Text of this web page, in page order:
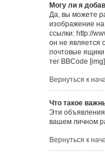
Могу ли я
Да, вы можете
изображение
ссылки: http://
он не является
почтовые
тег BBCode
Вернуться к
Что такое
Эти
вашем личном
Вернуться к